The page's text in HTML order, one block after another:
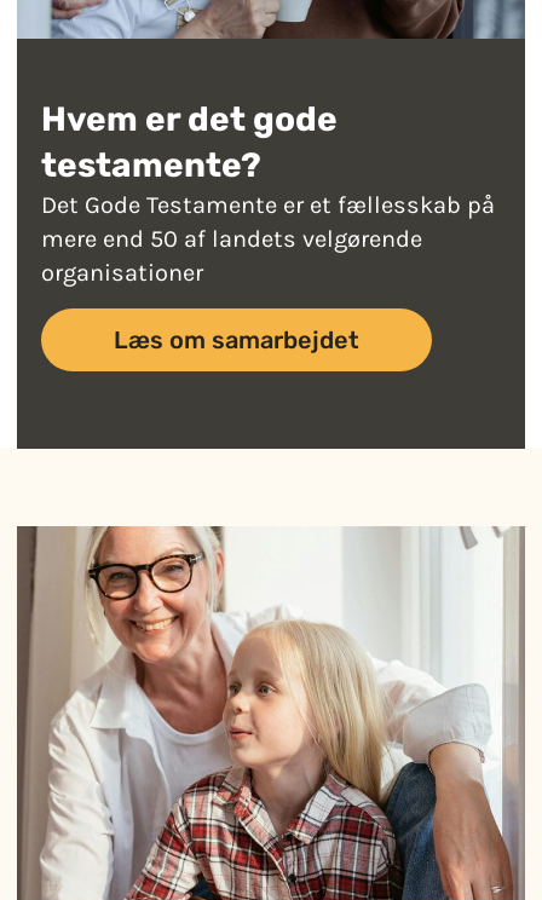
Hvem er det gode
testamente?​
Det Gode Testamente er et fællesskab på
mere end 50 af landets velgørende
organisationer
Læs om samarbejdet